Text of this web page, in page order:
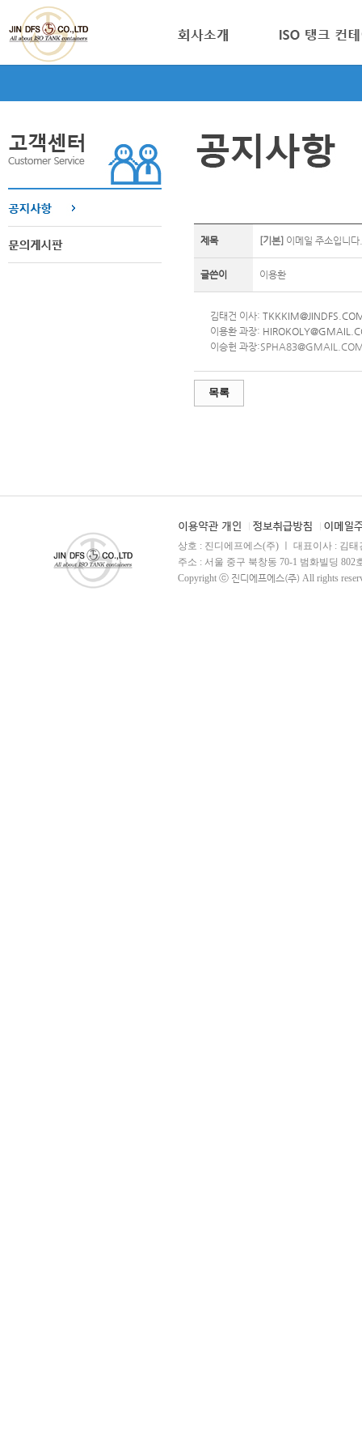
제목 [기본] 이메일 주소입니다.
글쓴이 이용환
김태건 이사:
이용환 과장:
이승헌 과장
목록
상호 : 진디에프에스(주) ㅣ 대표이사 : 김태
주소 : 서울 중구 북창동 70-1 범화빌딩 802
Copyright ⓒ 진디에프에스(주) All rights